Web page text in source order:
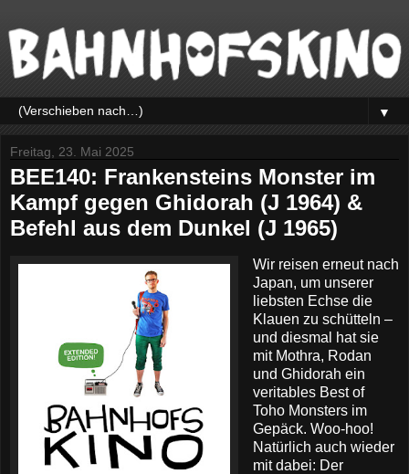
▼
Freitag, 23. Mai 2025
BEE140: Frankensteins Monster im
Kampf gegen Ghidorah (J 1964) &
Befehl aus dem Dunkel (J 1965)
Wir reisen erneut nach
Japan, um unserer
liebsten Echse die
Klauen zu schütteln –
und diesmal hat sie
mit Mothra, Rodan
und Ghidorah ein
veritables Best of
Toho Monsters im
Gepäck. Woo-hoo!
Natürlich auch wieder
mit dabei: Der